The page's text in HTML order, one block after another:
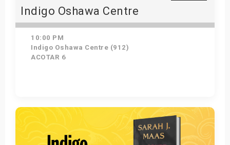
Indigo Oshawa Centre
10:00 PM
Indigo Oshawa Centre (912)
ACOTAR 6
Get Tickets